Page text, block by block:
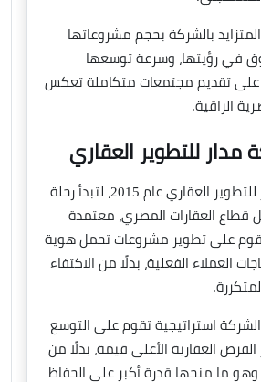
بالشركة بحجم مشروعاتها
في رؤيتها، وسرعة توسعها
على تقديم مجتمعات متكاملة تعكس
الراقية.
مدار للتطوير العقاري
تأسست شركة مدار للتطوير العقاري عام 2015، لتبدأ رحلة
قطاع العقارات المصري، معتمدة
على تطوير مشروعات تحمل هوية
العملاء الفعلية، بدلًا من الاكتفاء
الشركة استراتيجية تقوم على التوسع
الفرص العقارية الأعلى قيمة، بدلًا من
وهو ما منحها قدرة أكبر على الحفاظ